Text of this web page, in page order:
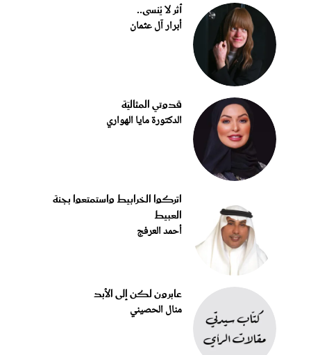
أثر لا يُنسى..
أبرار آل عثمان
قدوتي المثاليّة
الدكتورة مايا الهواري
اتركوا الخرابيط واستمتعوا بجنة
العبيط
أحمد العرفج
عابرون لكن إلى الأبد
منال الحصيني